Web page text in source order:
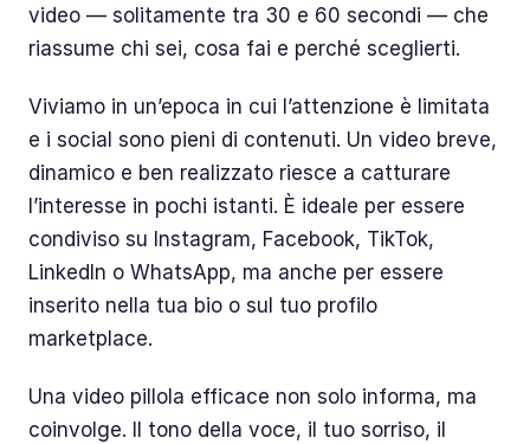
video — solitamente tra 30 e 60 secondi — che
riassume chi sei, cosa fai e perché sceglierti.
Viviamo in un’epoca in cui l’attenzione è limitata
e i social sono pieni di contenuti. Un video breve,
dinamico e ben realizzato riesce a catturare
l’interesse in pochi istanti. È ideale per essere
condiviso su Instagram, Facebook, TikTok,
LinkedIn o WhatsApp, ma anche per essere
inserito nella tua bio o sul tuo profilo
marketplace.
Una video pillola efficace non solo informa, ma
coinvolge. Il tono della voce, il tuo sorriso, il